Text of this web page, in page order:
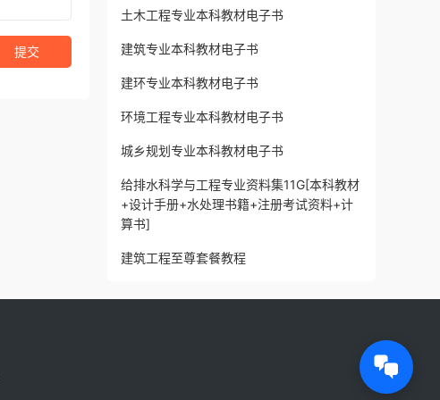
提交
土木工程专业本科教材电子书
建筑专业本科教材电子书
建环专业本科教材电子书
环境工程专业本科教材电子书
城乡规划专业本科教材电子书
给排水科学与工程专业资料集11G[本科教材
+设计手册+水处理书籍+注册考试资料+计
算书]
建筑工程至尊套餐教程